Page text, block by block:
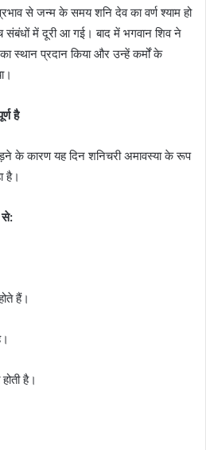
से जन्म के समय शनि देव का वर्ण श्याम हो
में दूरी आ गई। बाद में भगवान शिव ने
स्थान प्रदान किया और उन्हें कर्मों के
है
के कारण यह दिन शनिचरी अमावस्या के रूप
है।
से:
हैं।
है।